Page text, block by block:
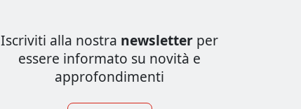
Iscriviti alla nostra newsletter per
essere informato su novità e
approfondimenti